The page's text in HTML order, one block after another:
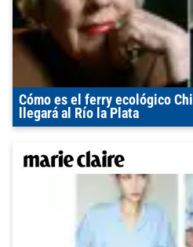
Cómo es el ferry ecológico
llegará al Río la Plata